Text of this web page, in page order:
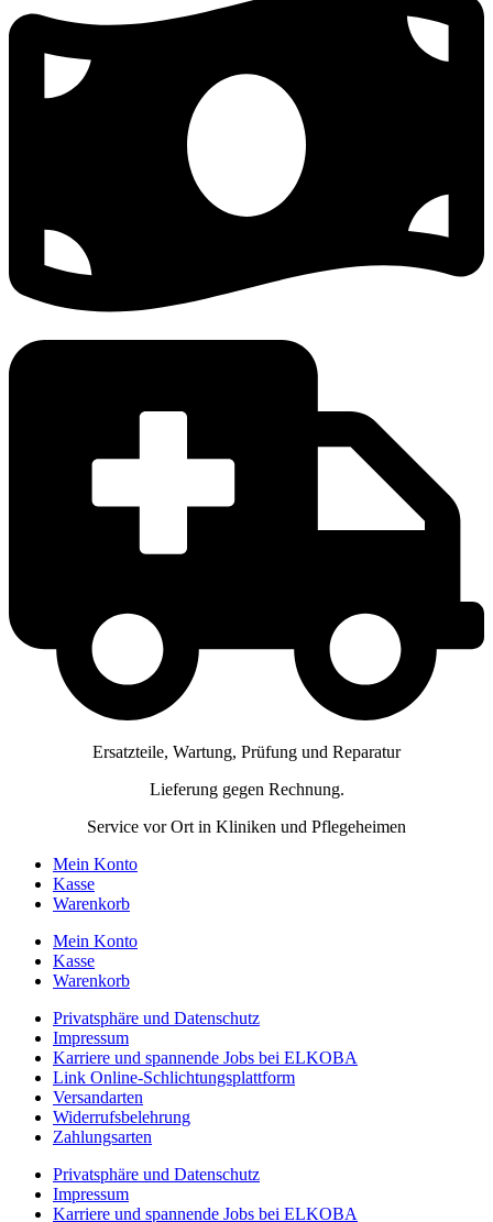
Ersatzteile, Wartung, Prüfung und Reparatur
Lieferung gegen Rechnung.
Service vor Ort in Kliniken und Pflegeheimen
Mein Konto
Kasse
Warenkorb
Mein Konto
Kasse
Warenkorb
Privatsphäre und Datenschutz
Impressum
Karriere und spannende Jobs bei ELKOBA
Link Online-Schlichtungsplattform
Versandarten
Widerrufsbelehrung
Zahlungsarten
Privatsphäre und Datenschutz
Impressum
Karriere und spannende Jobs bei ELKOBA